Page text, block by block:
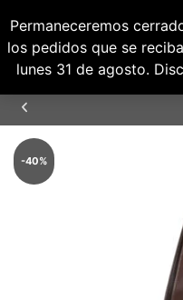
Permaneceremos
los pedidos que se
lunes 31 de agosto.
0,00€
0
ENVÍOS GRATUITOS PARA
-40%